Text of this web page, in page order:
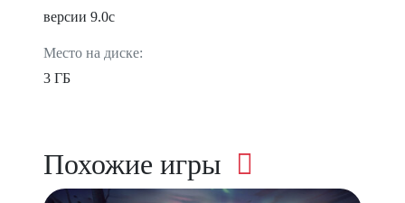
версии 9.0c
Место на диске:
3 ГБ
Похожие игры